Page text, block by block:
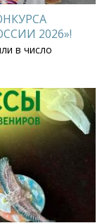
2026»!
в число